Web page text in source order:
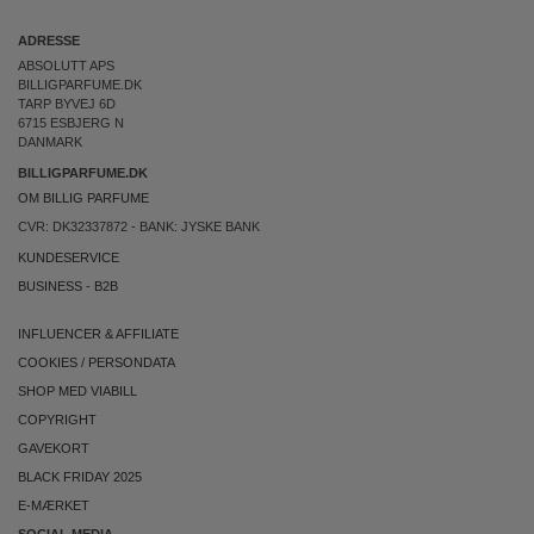
ADRESSE
ABSOLUTT APS
BILLIGPARFUME.DK
TARP BYVEJ 6D
6715 ESBJERG N
DANMARK
BILLIGPARFUME.DK
OM BILLIG PARFUME
CVR: DK32337872 - BANK: JYSKE BANK
KUNDESERVICE
BUSINESS - B2B
INFLUENCER & AFFILIATE
COOKIES / PERSONDATA
SHOP MED VIABILL
COPYRIGHT
GAVEKORT
BLACK FRIDAY 2025
E-MÆRKET